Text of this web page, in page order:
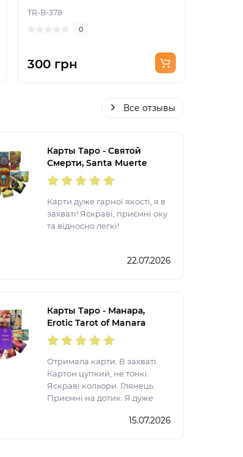
TR-B-378
0
300 грн
Все отзывы
Карты Таро - Святой
Смерти, Santa Muerte
Карти дуже гарної якості, я в
захваті! Яскраві, приємні оку
та відносно легкі!
22.07.2026
Карты Таро - Манара,
Erotic Tarot of Manara
(Украинская версия)
Отримала карти. В захваті.
Картон цупкий, не тонкі.
Яскраві кольори. Глянець.
Приємні на дотик. Я дуже
15.07.2026